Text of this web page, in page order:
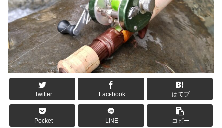
Twitter Facebook はてブ
Pocket LINE コピー